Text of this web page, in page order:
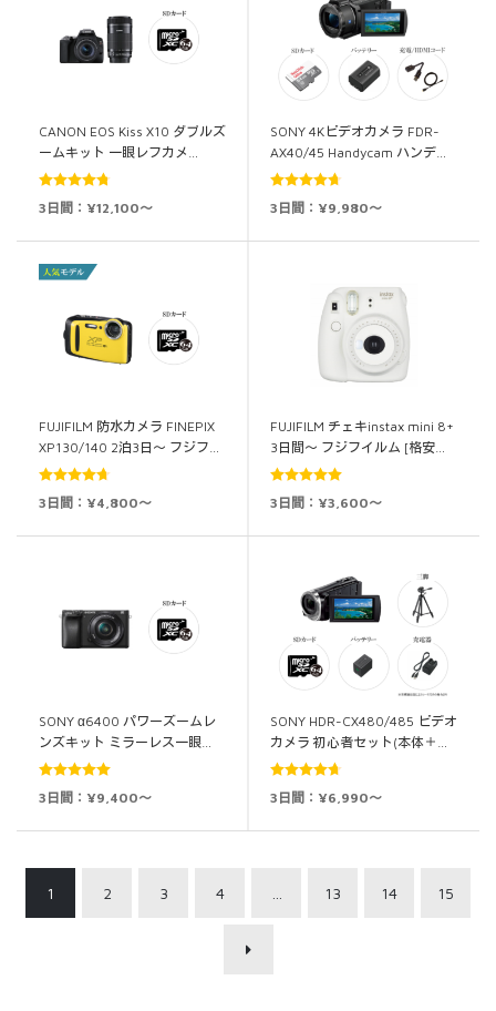
CANON EOS Kiss X10 ダブルズ
ームキット 一眼レフカメ…
5段階中
3日間：¥12,100～
SONY 4Kビデオカメラ FDR-
AX40/45 Handycam ハンデ…
5段階中
3日間：¥9,980～
FUJIFILM 防水カメラ FINEPIX
XP130/140 2泊3日～ フジフ…
5段階中
3日間：¥4,800～
FUJIFILM チェキinstax mini 8+
3日間～ フジフイルム [格安…
5段階中
3日間：¥3,600～
SONY α6400 パワーズームレ
ンズキット ミラーレス一眼…
5段階中
3日間：¥9,400～
SONY HDR-CX480/485 ビデオ
カメラ 初心者セット(本体＋…
5段階中
3日間：¥6,990～
1 2 3 4 13 14 15